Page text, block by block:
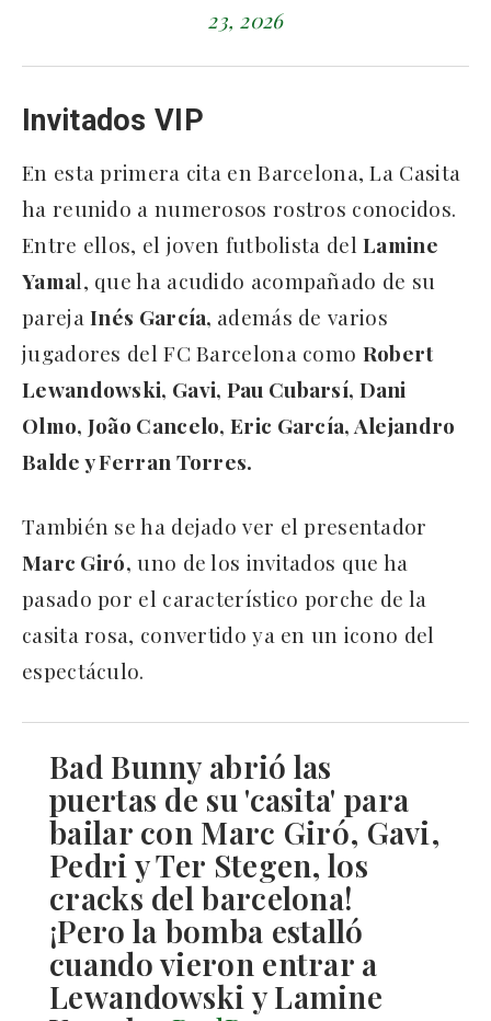
23, 2026
Invitados VIP
En esta primera cita en Barcelona, La Casita
ha reunido a numerosos rostros conocidos.
Entre ellos, el joven futbolista delLamine
Yamal, que ha acudido acompañado de su
parejaInés García, además de varios
jugadores del FC Barcelona como Robert
Lewandowski, Gavi, Pau Cubarsí, Dani
Olmo, João Cancelo, Eric García, Alejandro
Balde y Ferran Torres.
También se ha dejado ver el presentador
Marc Giró, uno de los invitados que ha
pasado por el característico porche de la
casita rosa, convertido ya en un icono del
espectáculo.
Bad Bunny abrió las
puertas de su 'casita' para
bailar con Marc Giró, Gavi,
Pedri y Ter Stegen, los
cracks del barcelona!
¡Pero la bomba estalló
cuando vieron entrar a
Lewandowski y Lamine